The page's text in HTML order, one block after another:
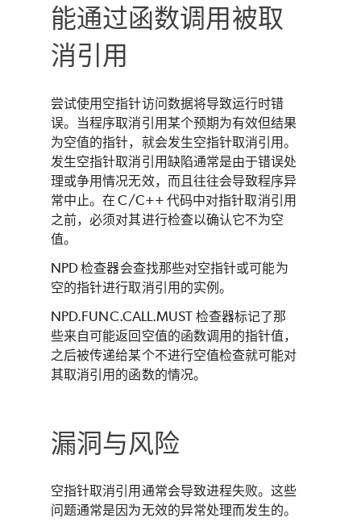
能通过函数调用被取
消引用
尝试使用空指针访问数据将导致运行时错
误。当程序取消引用某个预期为有效但结果
为空值的指针，就会发生空指针取消引用。
发生空指针取消引用缺陷通常是由于错误处
理或争用情况无效，而且往往会导致程序异
常中止。在 C/C++ 代码中对指针取消引用
之前，必须对其进行检查以确认它不为空
值。
NPD 检查器会查找那些对空指针或可能为
空的指针进行取消引用的实例。
NPD.FUNC.CALL.MUST 检查器标记了那
些来自可能返回空值的函数调用的指针值，
之后被传递给某个不进行空值检查就可能对
其取消引用的函数的情况。
漏洞与风险
空指针取消引用通常会导致进程失败。这些
问题通常是因为无效的异常处理而发生的。